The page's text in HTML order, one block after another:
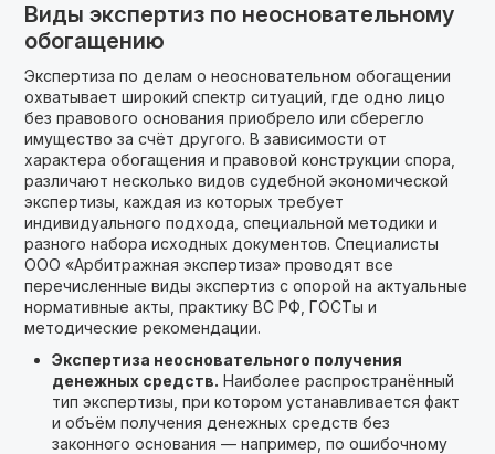
Виды экспертиз по неосновательному
обогащению
Экспертиза по делам о неосновательном обогащении
охватывает широкий спектр ситуаций, где одно лицо
без правового основания приобрело или сберегло
имущество за счёт другого. В зависимости от
характера обогащения и правовой конструкции спора,
различают несколько видов судебной экономической
экспертизы, каждая из которых требует
индивидуального подхода, специальной методики и
разного набора исходных документов. Специалисты
ООО «Арбитражная экспертиза» проводят все
перечисленные виды экспертиз с опорой на актуальные
нормативные акты, практику ВС РФ, ГОСТы и
методические рекомендации.
Экспертиза неосновательного получения
денежных средств. Наиболее распространённый
тип экспертизы, при котором устанавливается факт
и объём получения денежных средств без
законного основания — например, по ошибочному